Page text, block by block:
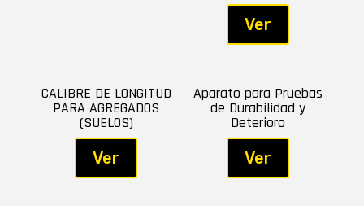
Ver
CALIBRE DE LONGITUD
PARA AGREGADOS
(SUELOS)
Ver
Aparato para Pruebas
de Durabilidad y
Deterioro
Ver